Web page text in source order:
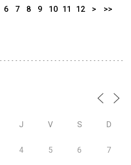
6 7 8 9 10 11 12 > >>
J V S D
4 5 6 7